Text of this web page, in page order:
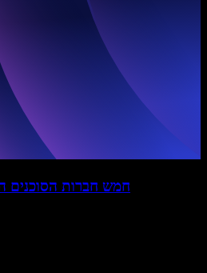
חמש חברות הסוכנים